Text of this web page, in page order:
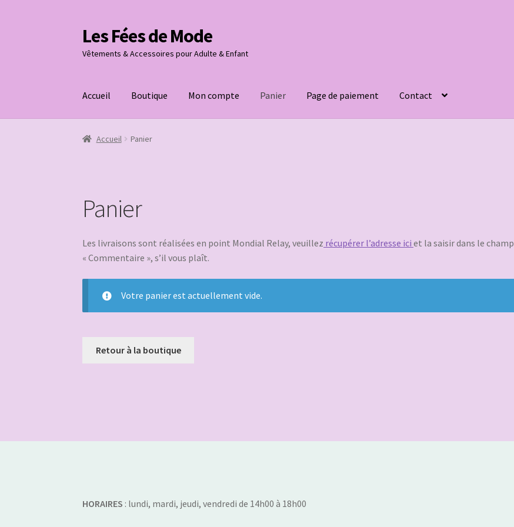
Aller
à
la
Aller
au
contenu
Les Fées de Mode
Vêtements & Accessoires pour Adulte & Enfant
Accueil Boutique Mon compte Panier Page de paiement Contact
Accueil Panier
Panier
Les livraisons sont réalisées en point Mondial Relay, veuillez récupérer l’adresse iciet la saisir dans le champ
« Commentaire », s’il vous plaît.
Votre panier est actuellement vide.
Retour à la boutique
HORAIRES : lundi, mardi, jeudi, vendredi de 14h00 à 18h00